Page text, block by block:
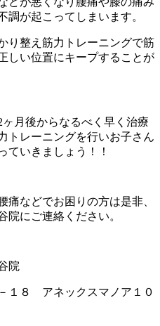
調が起こってしまいます。
り整え筋力トレーニングで筋
しい位置にキープすることが
月後からなるべく早く治療
トレーニングを行いお子さん
ていきましょう！！
痛などでお困りの方は是非、
にご連絡ください。
院
１８ アネックスマノア１０